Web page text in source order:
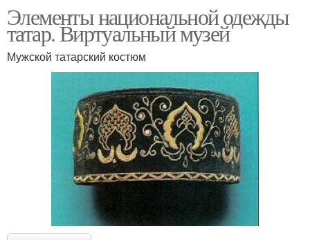
Элементы национальной одежды
татар. Виртуальный музей
Мужской татарский костюм